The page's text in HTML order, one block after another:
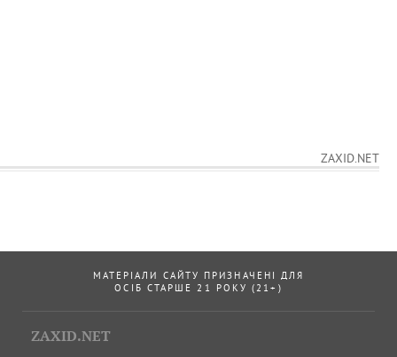
ZAXID.NET
МАТЕРІАЛИ САЙТУ ПРИЗНАЧЕНІ ДЛЯ
ОСІБ СТАРШЕ 21 РОКУ (21+)
ZAXID.NET